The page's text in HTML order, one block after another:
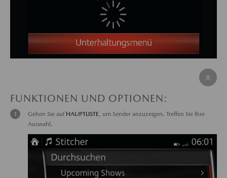
FUNKTIONEN UND OPTIONEN:
Gehen Sie auf HAUPTLISTE , um Sender anzuzeigen. Treffen Sie Ihre
Auswahl.